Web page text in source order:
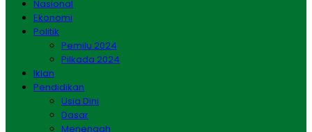
Nasional
Ekonomi
Politik
Pemilu 2024
Pilkada 2024
Iklan
Pendidikan
Usia Dini
Dasar
Menengah